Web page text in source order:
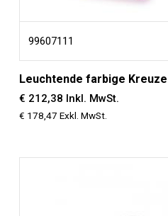
99607111
Leuchtende farbige
€ 212,38 Inkl. MwSt.
€ 178,47 Exkl. MwSt.